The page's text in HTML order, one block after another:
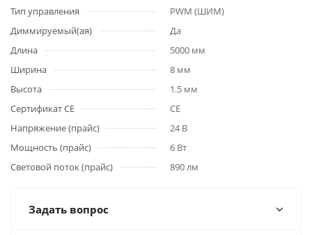
Тип управления
PWM (ШИМ)
Диммируемый(ая)
Да
Длина
5000 мм
Ширина
8 мм
Высота
1.5 мм
Сертификат CE
CE
Напряжение (прайс)
24 В
Мощность (прайс)
6 Вт
Световой поток (прайс)
890 лм
Задать вопрос